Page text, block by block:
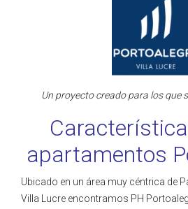
Un proyecto creado para los que
apartamentos
Ubicado en un área muy céntrica de
Villa Lucre encontramos PH